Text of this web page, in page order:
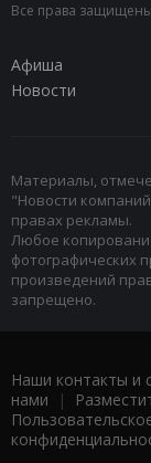
Все права
Афиша
Новости
Материалы,
"Новости
правах рекламы.
Любое
фотографических
произведений
запрещено.
Наши контакты и
нами |